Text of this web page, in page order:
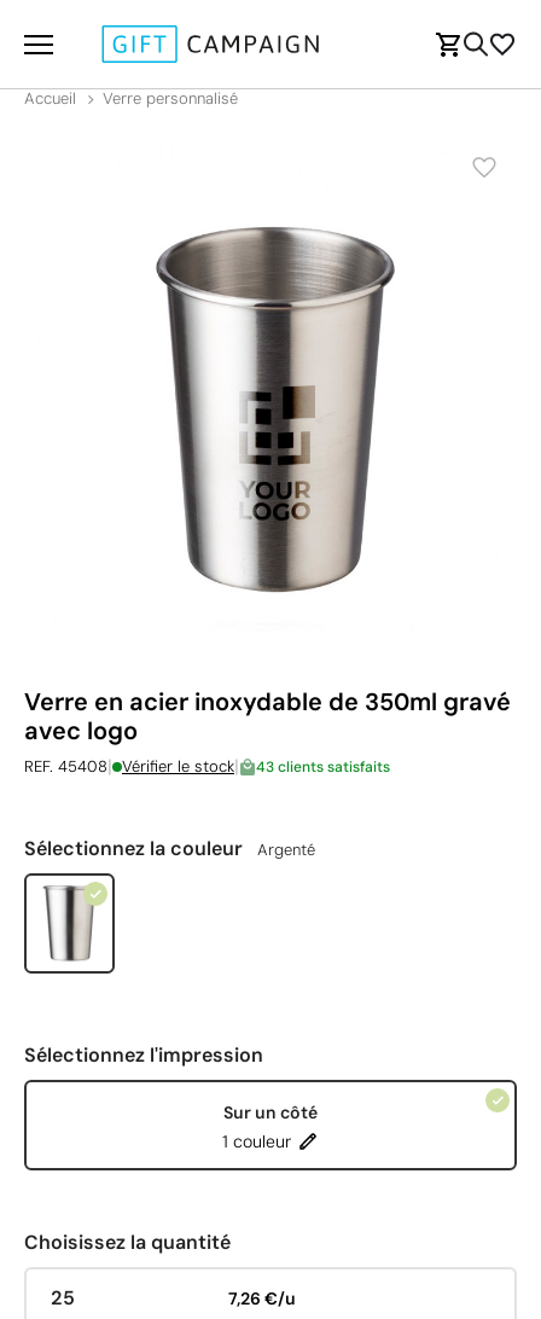
Accueil Verre personnalisé
Verre en acier inoxydable de 350ml gravé
avec logo
REF. 45408| Vérifier le stock| 43 clients satisfaits
Sélectionnez la couleur Argenté
Sélectionnez l'impression
Sur un côté
1 couleur
Choisissez la quantité
25 7,26 €/u